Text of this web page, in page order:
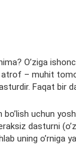
O’ziga
atrof – muhit
Faqat bir
bo’lish uchun
dasturni
uning o’rniga